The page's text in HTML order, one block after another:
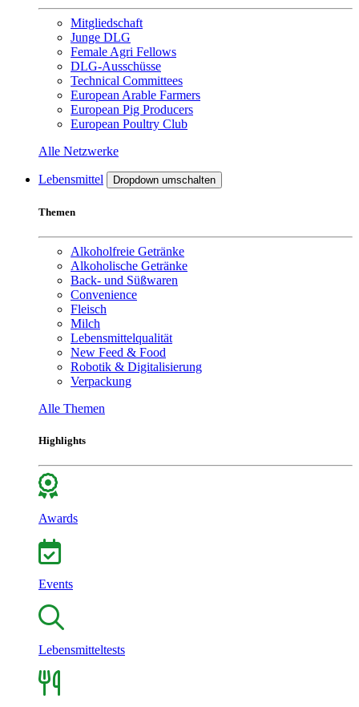
Mitgliedschaft
Junge DLG
Female Agri Fellows
DLG-Ausschüsse
Technical Committees
European Arable Farmers
European Pig Producers
European Poultry Club
Alle Netzwerke
Lebensmittel Dropdown umschalten
Themen
Alkoholfreie Getränke
Alkoholische Getränke
Back- und Süßwaren
Convenience
Fleisch
Milch
Lebensmittelqualität
New Feed & Food
Robotik & Digitalisierung
Verpackung
Alle Themen
Highlights
Awards
Events
Lebensmitteltests